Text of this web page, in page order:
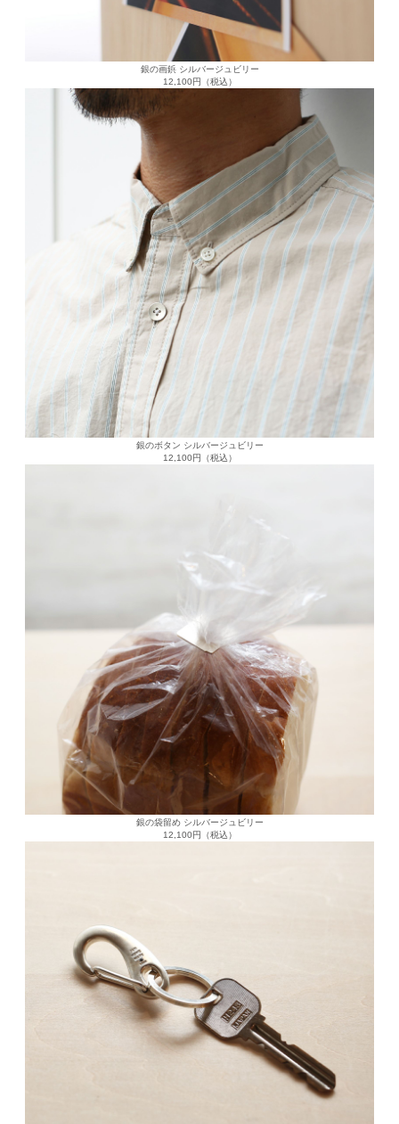
銀の画鋲 シルバージュビリー
12,100円（税込）
銀のボタン シルバージュビリー
12,100円（税込）
銀の袋留め シルバージュビリー
12,100円（税込）